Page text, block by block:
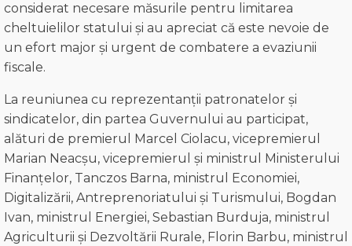
considerat necesare măsurile pentru limitarea
cheltuielilor statului și au apreciat că este nevoie de
un efort major și urgent de combatere a evaziunii
fiscale.
La reuniunea cu reprezentanții patronatelor și
sindicatelor, din partea Guvernului au participat,
alături de premierul Marcel Ciolacu, vicepremierul
Marian Neacșu, vicepremierul și ministrul Ministerului
Finanțelor, Tanczos Barna, ministrul Economiei,
Digitalizării, Antreprenoriatului și Turismului, Bogdan
Ivan, ministrul Energiei, Sebastian Burduja, ministrul
Agriculturii și Dezvoltării Rurale, Florin Barbu, ministrul